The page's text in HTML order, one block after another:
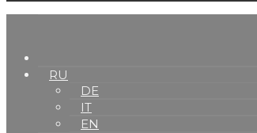
RU
DE
IT
EN